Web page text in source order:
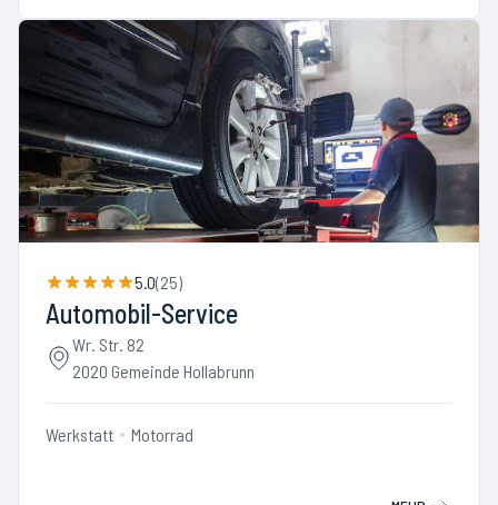
5.0(25)
Automobil-Service
Wr. Str. 82
2020 Gemeinde Hollabrunn
Werkstatt Motorrad